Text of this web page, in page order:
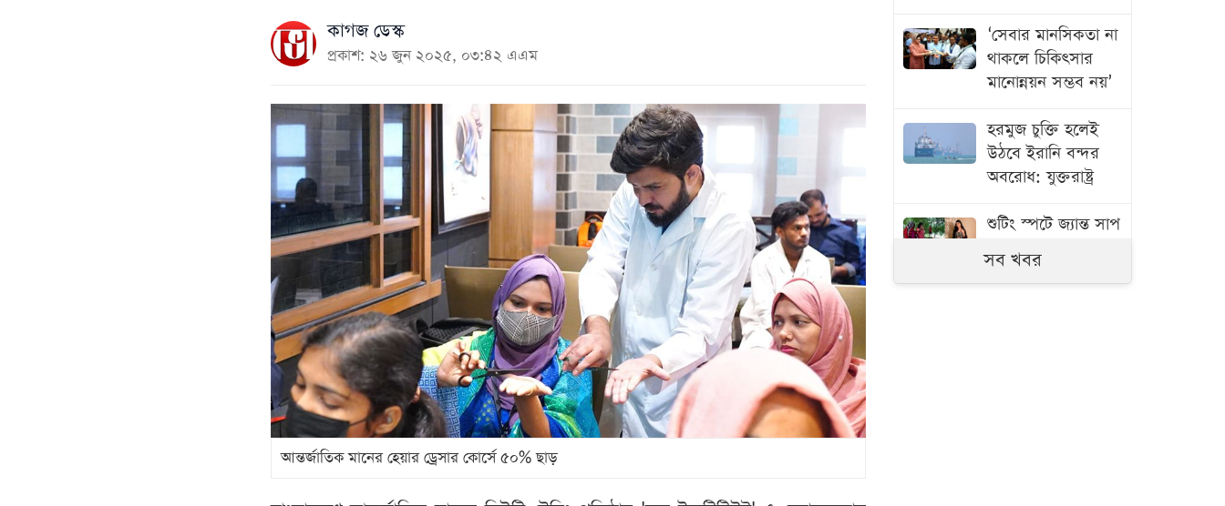
কাগজ ডেস্ক
প্রকাশ: ২৬ জুন ২০২৫, ০৩:৪২ এএম
আন্তর্জাতিক মানের হেয়ার ড্রেসার কোর্সে ৫০% ছাড়
‘সেবার মানসিকতা না
থাকলে চিকিৎসার
মানোন্নয়ন সম্ভব নয়’
হরমুজ চুক্তি হলেই
উঠবে ইরানি বন্দর
অবরোধ: যুক্তরাষ্ট্র
শুটিং স্পটে জ্যান্ত সাপ
হাতে মালাইকার চমক
সব খবর